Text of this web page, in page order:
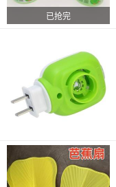
已抢完